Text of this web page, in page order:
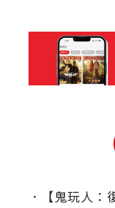
．
【鬼玩人：復